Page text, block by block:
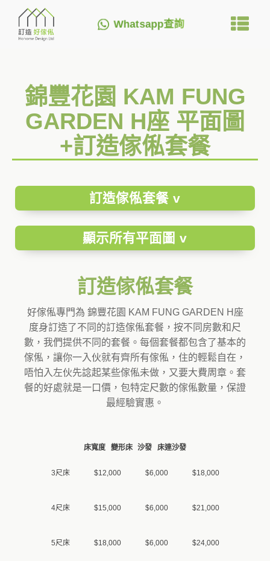
Whatsapp查詢
錦豐花園 KAM FUNG
GARDEN H座 平面圖
+訂造傢俬套餐
訂造傢俬套餐 v
顯示所有平面圖 v
訂造傢俬套餐
好傢俬專門為 錦豐花園 KAM FUNG GARDEN H座
度身訂造了不同的訂造傢俬套餐，按不同房數和尺
數，我們提供不同的套餐。每個套餐都包含了基本的
傢俬，讓你一入伙就有齊所有傢俬，住的輕鬆自在，
唔怕入左伙先諗起某些傢俬未做，又要大費周章。套
餐的好處就是一口價，包特定尺數的傢俬數量，保證
最經驗實惠。
床寬度 變形床 沙發 床連沙發
3尺床 $12,000 $6,000 $18,000
4尺床 $15,000 $6,000 $21,000
5尺床 $18,000 $6,000 $24,000